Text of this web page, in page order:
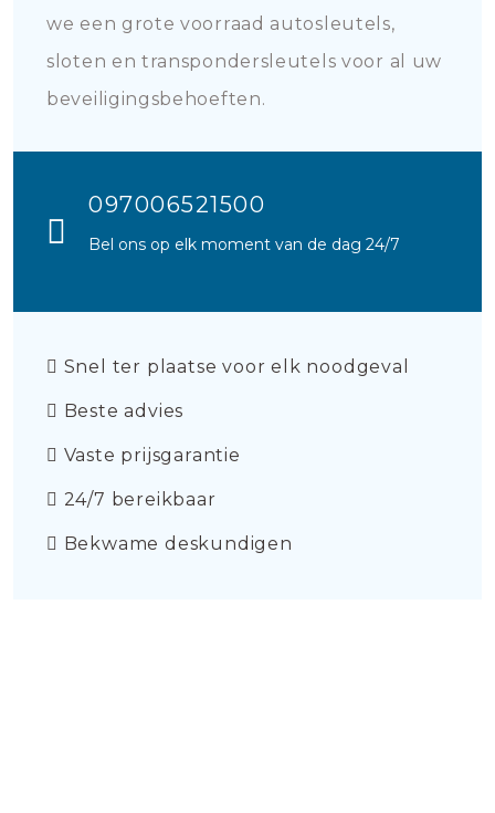
we een grote voorraad autosleutels,
sloten en transpondersleutels voor al uw
beveiligingsbehoeften.
097006521500
Bel ons op elk moment van de dag 24/7
Snel ter plaatse voor elk noodgeval
Beste advies
Vaste prijsgarantie
24/7 bereikbaar
Bekwame deskundigen